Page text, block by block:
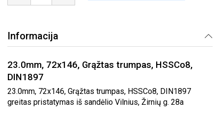
Informacija
23.0mm, 72x146, Grąžtas trumpas, HSSCo8,
DIN1897
23.0mm, 72x146, Grąžtas trumpas, HSSCo8, DIN1897
greitas pristatymas iš sandėlio Vilnius, Žirnių g. 28a